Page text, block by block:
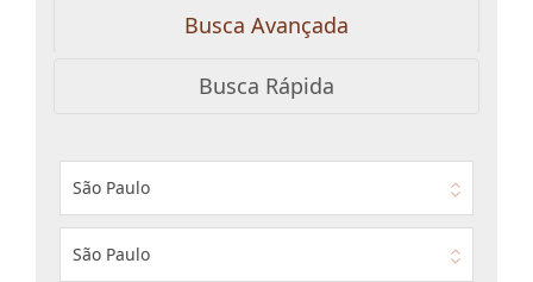
Busca Avançada
Busca Rápida
São Paulo
São Paulo